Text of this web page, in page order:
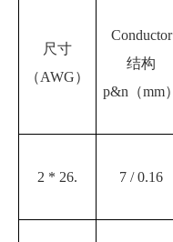
尺寸
（AWG）
Conductor
结构
p&n（mm）
2 * 26. 7 / 0.16